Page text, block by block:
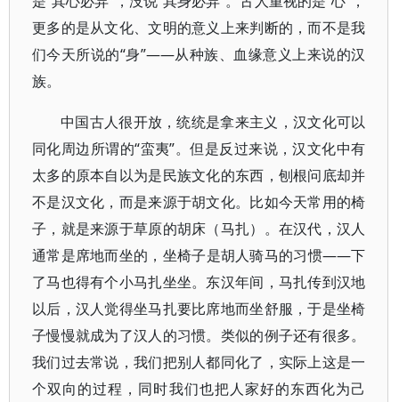
更多的是从文化、文明的意义上来判断的，而不是我
们今天所说的“身”——从种族、血缘意义上来说的汉
族。
中国古人很开放，统统是拿来主义，汉文化可以
同化周边所谓的“蛮夷”。但是反过来说，汉文化中有
太多的原本自以为是民族文化的东西，刨根问底却并
不是汉文化，而是来源于胡文化。比如今天常用的椅
子，就是来源于草原的胡床（马扎）。在汉代，汉人
通常是席地而坐的，坐椅子是胡人骑马的习惯——下
了马也得有个小马扎坐坐。东汉年间，马扎传到汉地
以后，汉人觉得坐马扎要比席地而坐舒服，于是坐椅
子慢慢就成为了汉人的习惯。类似的例子还有很多。
我们过去常说，我们把别人都同化了，实际上这是一
个双向的过程，同时我们也把人家好的东西化为己